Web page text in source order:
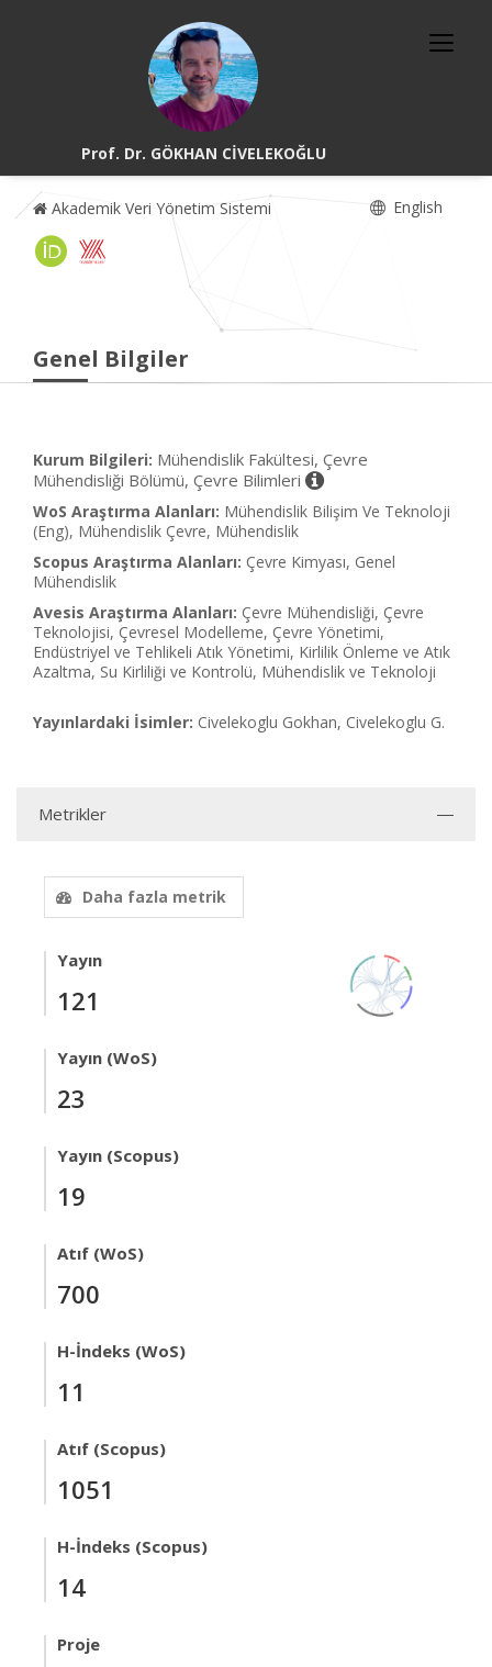
Prof. Dr. GÖKHAN CİVELEKOĞLU
Akademik Veri Yönetim Sistemi English
Genel Bilgiler
Kurum Bilgileri: Mühendislik Fakültesi, Çevre
Mühendisliği Bölümü, Çevre Bilimleri
WoS Araştırma Alanları: Mühendislik Bilişim Ve Teknoloji
(Eng), Mühendislik Çevre, Mühendislik
Scopus Araştırma Alanları: Çevre Kimyası, Genel
Mühendislik
Avesis Araştırma Alanları: Çevre Mühendisliği, Çevre
Teknolojisi, Çevresel Modelleme, Çevre Yönetimi,
Endüstriyel ve Tehlikeli Atık Yönetimi, Kirlilik Önleme ve Atık
Azaltma, Su Kirliliği ve Kontrolü, Mühendislik ve Teknoloji
Yayınlardaki İsimler: Civelekoglu Gokhan, Civelekoglu G.
Metrikler
Daha fazla metrik
Yayın
121
Yayın (WoS)
23
Yayın (Scopus)
19
Atıf (WoS)
700
H-İndeks (WoS)
11
Atıf (Scopus)
1051
H-İndeks (Scopus)
14
Proje